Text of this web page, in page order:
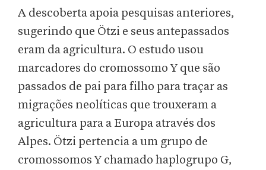
A descoberta apoia pesquisas anteriores,
sugerindo que Ötzi e seus antepassados
eram da agricultura. O estudo usou
marcadores do cromossomo Y que são
passados de pai para filho para traçar as
migrações neolíticas que trouxeram a
agricultura para a Europa através dos
Alpes. Ötzi pertencia a um grupo de
cromossomos Y chamado haplogrupo G,